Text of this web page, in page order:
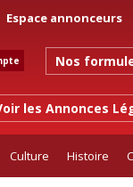
Espace annonceurs
Nos
les Annonces
Culture Histoire